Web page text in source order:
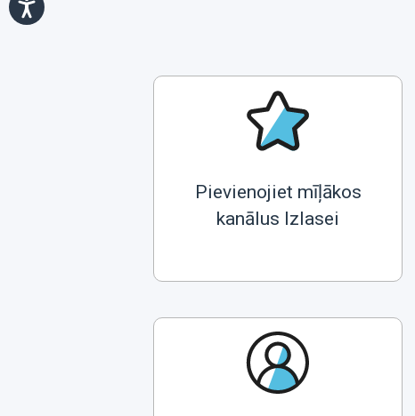
Pievienojiet mīļākos
kanālus Izlasei